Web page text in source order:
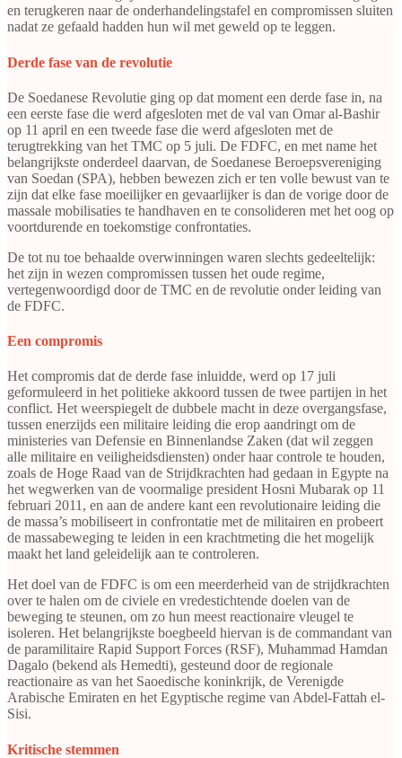
en terugkeren naar de onderhandelingstafel en compromissen sluiten
nadat ze gefaald hadden hun wil met geweld op te leggen.
Derde fase van de revolutie
De Soedanese Revolutie ging op dat moment een derde fase in, na
een eerste fase die werd afgesloten met de val van Omar al-Bashir
op 11 april en een tweede fase die werd afgesloten met de
terugtrekking van het TMC op 5 juli. De FDFC, en met name het
belangrijkste onderdeel daarvan, de Soedanese Beroepsvereniging
van Soedan (SPA), hebben bewezen zich er ten volle bewust van te
zijn dat elke fase moeilijker en gevaarlijker is dan de vorige door de
massale mobilisaties te handhaven en te consolideren met het oog op
voortdurende en toekomstige confrontaties.
De tot nu toe behaalde overwinningen waren slechts gedeeltelijk:
het zijn in wezen compromissen tussen het oude regime,
vertegenwoordigd door de TMC en de revolutie onder leiding van
de FDFC.
Een compromis
Het compromis dat de derde fase inluidde, werd op 17 juli
geformuleerd in het politieke akkoord tussen de twee partijen in het
conflict. Het weerspiegelt de dubbele macht in deze overgangsfase,
tussen enerzijds een militaire leiding die erop aandringt om de
ministeries van Defensie en Binnenlandse Zaken (dat wil zeggen
alle militaire en veiligheidsdiensten) onder haar controle te houden,
zoals de Hoge Raad van de Strijdkrachten had gedaan in Egypte na
het wegwerken van de voormalige president Hosni Mubarak op 11
februari 2011, en aan de andere kant een revolutionaire leiding die
de massa’s mobiliseert in confrontatie met de militairen en probeert
de massabeweging te leiden in een krachtmeting die het mogelijk
maakt het land geleidelijk aan te controleren.
Het doel van de FDFC is om een meerderheid van de strijdkrachten
over te halen om de civiele en vredestichtende doelen van de
beweging te steunen, om zo hun meest reactionaire vleugel te
isoleren. Het belangrijkste boegbeeld hiervan is de commandant van
de paramilitaire Rapid Support Forces (RSF), Muhammad Hamdan
Dagalo (bekend als Hemedti), gesteund door de regionale
reactionaire as van het Saoedische koninkrijk, de Verenigde
Arabische Emiraten en het Egyptische regime van Abdel-Fattah el-
Sisi.
Kritische stemmen